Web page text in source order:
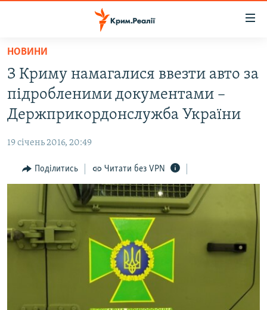
Перейти
основного
матеріалу
Перейти
до
основної
Перейти
до
ВОДА.КРИМ
ВІДЕО ТА ФОТО
БЛОГИ
ПОГЛЯД
ІНТЕРВ'Ю
ВСЕ ЗА ДЕНЬ
СПЕЦПРОЕКТИ
ВІДЕОУРОКИ «ELIFBE»
ЯК ОБІЙТИ БЛОКУВАННЯ
НОВИНИ
З Криму намагалися ввезти авто за
підробленими документами –
Держприкордонслужба України
19 січень 2016, 20:49
Поділитись Читати без VPN